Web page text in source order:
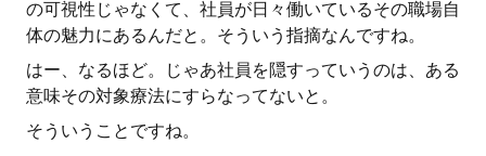
の可視性じゃなくて、社員が日々働いているその職場自
体の魅力にあるんだと。そういう指摘なんですね。
はー、なるほど。じゃあ社員を隠すっていうのは、ある
意味その対象療法にすらなってないと。
そういうことですね。